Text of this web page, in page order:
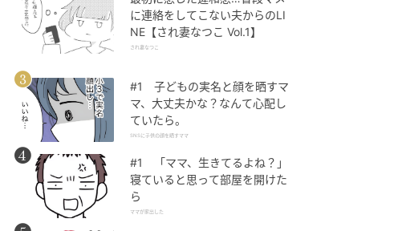
に連絡をしてこない夫からのLI
NE【され妻なつこ Vol.1】
され妻なつこ
#1 子どもの実名と顔を晒すマ
マ、大丈夫かな？なんて心配し
ていたら。
SNSに子供の顔を晒すママ
#1 「ママ、生きてるよね？」
寝ていると思って部屋を開けた
ら
ママが家出した